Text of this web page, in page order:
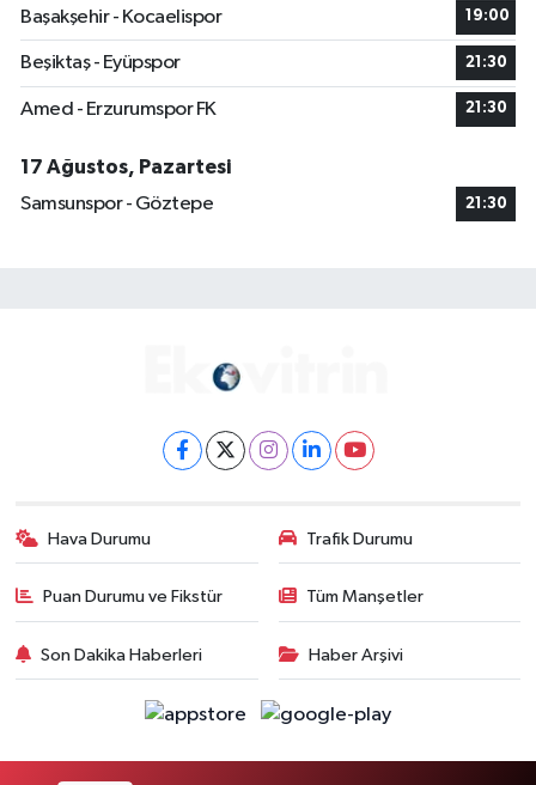
Başakşehir - Kocaelispor
19:00
Beşiktaş - Eyüpspor 21:30
Amed - Erzurumspor FK 21:30
17 Ağustos, Pazartesi
Samsunspor - Göztepe
21:30
Hava Durumu Trafik Durumu
Puan Durumu ve Fikstür Tüm Manşetler
Son Dakika Haberleri Haber Arşivi